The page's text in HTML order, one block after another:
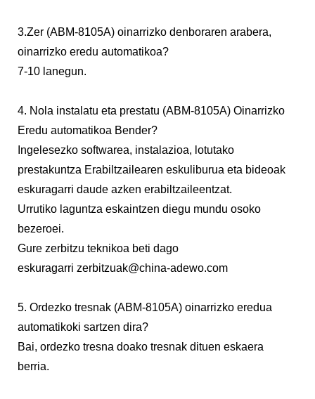
3.Zer (ABM-8105A) oinarrizko denboraren arabera,
oinarrizko eredu automatikoa?
7-10 lanegun.
4. Nola instalatu eta prestatu (ABM-8105A) Oinarrizko
Eredu automatikoa Bender?
Ingelesezko softwarea, instalazioa, lotutako
prestakuntza Erabiltzailearen eskuliburua eta bideoak
eskuragarri daude azken erabiltzaileentzat.
Urrutiko laguntza eskaintzen diegu mundu osoko
bezeroei.
Gure zerbitzu teknikoa beti dago
eskuragarri zerbitzuak@china-adewo.com
5. Ordezko tresnak (ABM-8105A) oinarrizko eredua
automatikoki sartzen dira?
Bai, ordezko tresna doako tresnak dituen eskaera
berria.